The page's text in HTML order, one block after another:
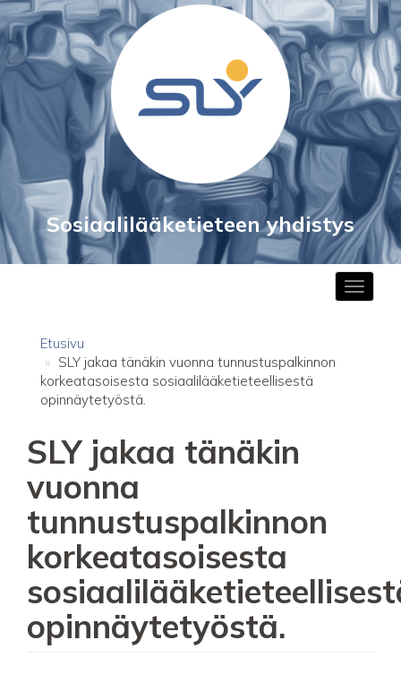
to
main
content
Sosiaalilääketieteen yhdistys
Toggle
Etusivu
SLY jakaa tänäkin vuonna tunnustuspalkinnon
korkeatasoisesta sosiaalilääketieteellisestä
opinnäytetyöstä.
SLY jakaa tänäkin
vuonna
tunnustuspalkinnon
korkeatasoisesta
opinnäytetyöstä.